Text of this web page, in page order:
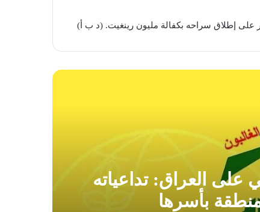
على إطلاق سراحه بكفالة مليون رينغيت. (د ب أ)
على العراق: تداعياته
بأسرها